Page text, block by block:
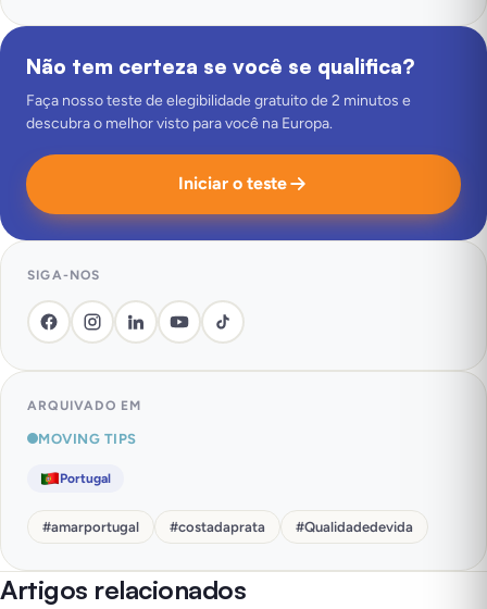
Não tem certeza se você se qualifica?
Faça nosso teste de elegibilidade gratuito de 2 minutos e
descubra o melhor visto para você na Europa.
Iniciar o teste
SIGA-NOS
ARQUIVADO EM
MOVING TIPS
Portugal
#amarportugal #costadaprata #Qualidadedevida
Artigos relacionados